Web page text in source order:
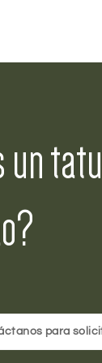
un
para